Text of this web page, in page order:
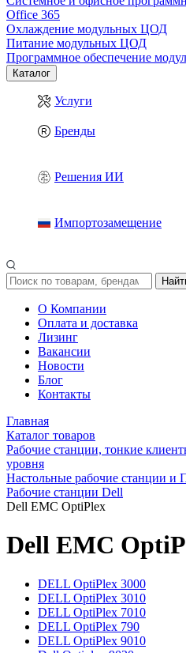
Office 365
Охлаждение модульных ЦОД
Питание модульных ЦОД
Программное обеспечение
Каталог
Услуги
Бренды
Решения ИИ
Импортозамещение
О Компании
Оплата и доставка
Лизинг
Вакансии
Новости
Блог
Контакты
Главная
Каталог товаров
Рабочие станции, тонкие
уровня
Настольные рабочие станции и
Рабочие станции Dell
Dell EMC OptiPlex
Dell EMC
DELL OptiPlex 3000
DELL OptiPlex 3010
DELL OptiPlex 7010
DELL OptiPlex 790
DELL OptiPlex 9010